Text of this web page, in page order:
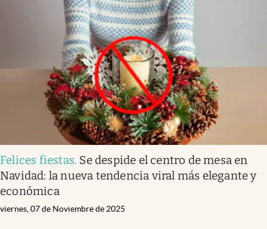
Felices fiestas. Se despide el centro de mesa en
Navidad: la nueva tendencia viral más elegante y
económica
viernes, 07 de Noviembre de 2025